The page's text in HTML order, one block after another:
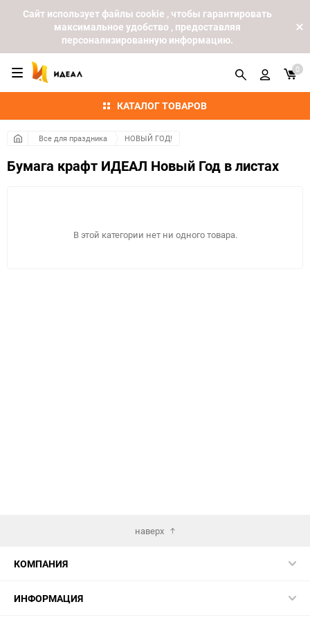
Cайт использует файлы cookie , чтобы гарантировать
максимальное удобство , предоставляя
персонализированную информацию.
КАТАЛОГ ТОВАРОВ
0
Все для праздника НОВЫЙ ГОД!
Бумага крафт ИДЕАЛ Новый Год в листах
В этой категории нет ни одного товара.
наверх
КОМПАНИЯ
ИНФОРМАЦИЯ